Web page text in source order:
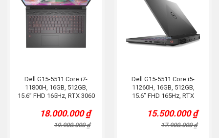
Dell G15-5511 Core i7-
11800H, 16GB, 512GB,
15.6” FHD 165Hz, RTX 3060
19.900.000₫
Original
price
was:
18.000.000₫
Current
price
is:
Dell G15-5511 Core i5-
11260H, 16GB, 512GB,
15.6” FHD 165Hz, RTX
17.900.000₫
Original
price
was:
15.500.000₫
Current
price
is: